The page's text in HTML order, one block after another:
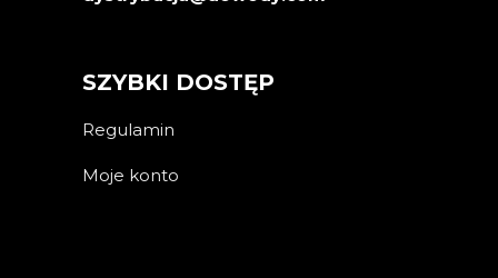
SZYBKI DOSTĘP
Regulamin
Moje konto